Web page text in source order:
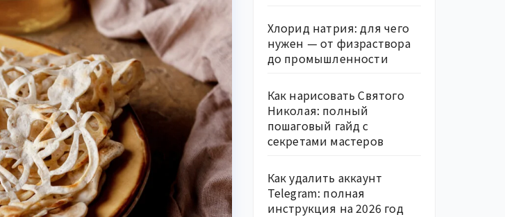
Хлорид натрия: для чего
нужен — от физраствора
до промышленности
Как нарисовать Святого
Николая: полный
пошаговый гайд с
секретами мастеров
Как удалить аккаунт
Telegram: полная
инструкция на 2026 год